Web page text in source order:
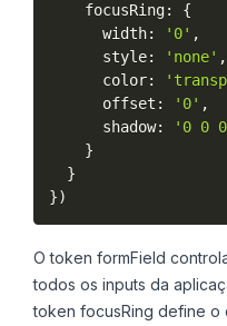
    focusRing
:
{
      width
: '0' ,
      style
: 'none' ,
      color
:
      offset
: '0' ,
      shadow
:
'0 0
}
}
})
O token formField
todos os inputs da
token focusRing define